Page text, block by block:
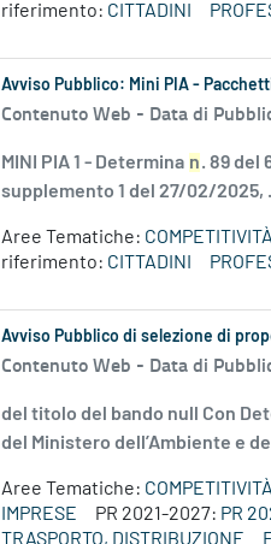
riferimento: CITTADINI
Avviso Pubblico: Mini PIA -
Contenuto Web - Data di
MINI PIA 1 - Determina n. 89 del
supplemento 1 del 27/02/2025,
Aree Tematiche:
riferimento: CITTADINI
Avviso Pubblico di selezione di
Contenuto Web - Data di
del titolo del bando null Con
del Ministero dell’Ambiente e
Aree Tematiche:
IMPRESE
PR 2021-2027: PR
TRASPORTO, DISTRIBUZIONE